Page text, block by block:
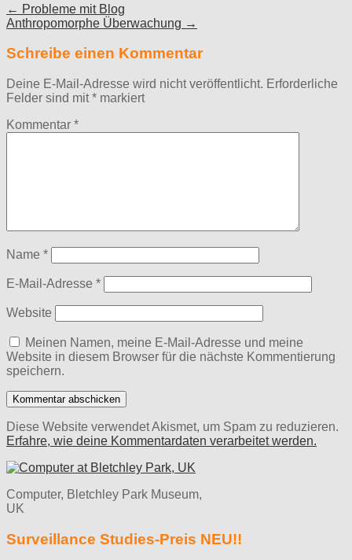
Post
navigation
← Probleme mit Blog
Anthropomorphe Überwachung →
Schreibe einen Kommentar
Deine E-Mail-Adresse wird nicht veröffentlicht. Erforderliche
Felder sind mit* markiert
Kommentar *
Name *
E-Mail-Adresse *
Website
Meinen Namen, meine E-Mail-Adresse und meine
Website in diesem Browser für die nächste Kommentierung
speichern.
Diese Website verwendet Akismet, um Spam zu reduzieren.
Erfahre, wie deine Kommentardaten verarbeitet werden.
Computer, Bletchley Park Museum,
UK
Surveillance Studies-Preis NEU!!